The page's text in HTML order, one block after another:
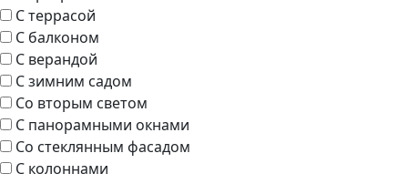
С террасой
С балконом
С верандой
С зимним садом
Со вторым светом
С панорамными окнами
Со стеклянным фасадом
С колоннами